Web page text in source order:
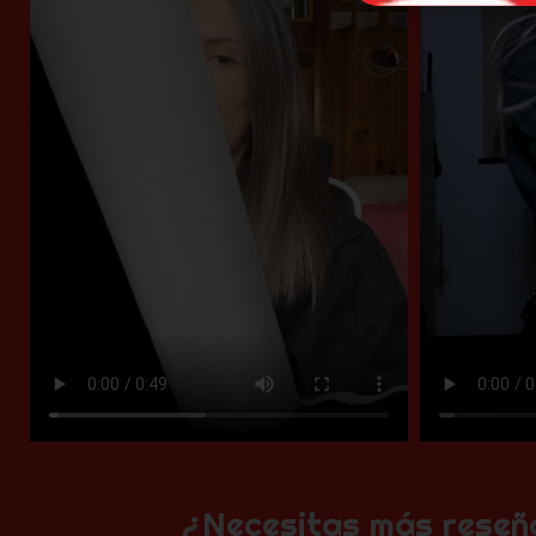
¿Necesitas más